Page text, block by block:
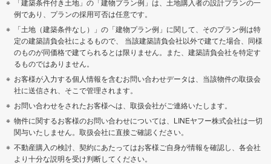
例であり、プランの採用可否は任意です。
「土地（建築条件なし）」の「建物プラン例」に関して、そのプラン例は特
定の建築請負会社によるもので、 当該建築請負会社以外で建てた場合、同様
のものが同価格で建てられるとは限りません。また、建築請負会社を特定す
るものではありません。
お客様が入力する個人情報を含むお問い合わせデータは、当該物件の取扱会
社に送信され、そこで管理されます。
お問い合わせをされたお客様へは、取扱会社がご連絡いたします。
物件に関するお客様のお問い合わせについては、LINEヤフー株式会社は一切
関与いたしません。取扱会社に直接ご確認ください。
不動産購入の検討、契約にあたってはお客様ご自身が情報を確認し、各会社
より十分な説明を受け判断してください。